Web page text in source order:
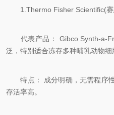
1.Thermo Fisher Scientific(赛
代表产品： Gibco Synth-a-
泛，特别适合冻存多种哺乳动物细
特点： 成分明确，无需程序性
存活率高。